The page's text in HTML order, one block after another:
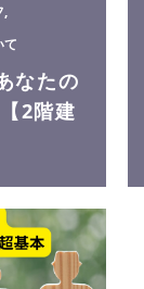
て
なたの
2階建